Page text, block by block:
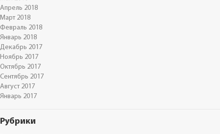
Апрель 2018
Март 2018
Февраль 2018
Январь 2018
Декабрь 2017
Ноябрь 2017
Октябрь 2017
Сентябрь 2017
Август 2017
Январь 2017
Рубрики